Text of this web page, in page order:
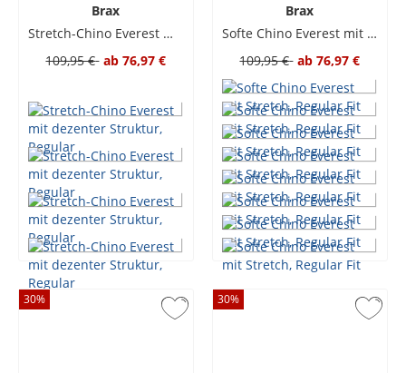
Brax
Stretch-Chino Everest mit dezenter Struktur, Regular
109,95 € ab 76,97 €
Brax
Softe Chino Everest mit Stretch, Regular Fit
109,95 € ab 76,97 €
30% 30%